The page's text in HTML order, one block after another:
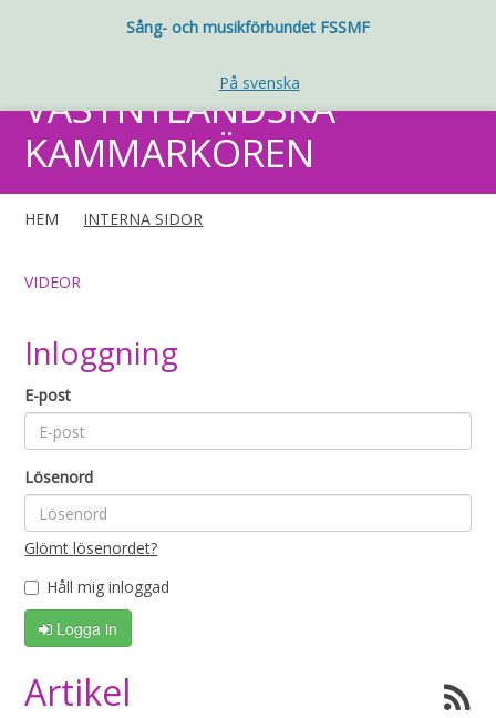
Sång- och musikförbundet FSSMF
På svenska
VÄSTNYLÄNDSKA
KAMMARKÖREN
HEM INTERNA SIDOR
VIDEOR
Inloggning
E-post
Lösenord
Glömt lösenordet?
Håll mig inloggad
Logga in
Artikel